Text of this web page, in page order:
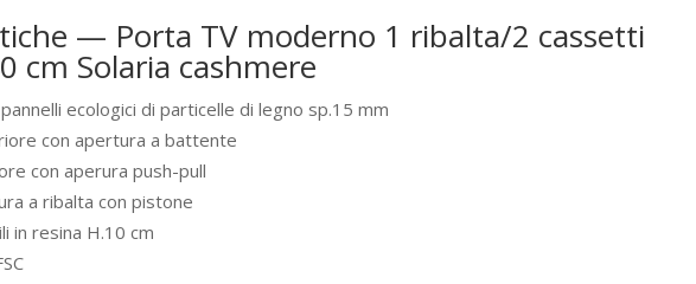
— Porta TV moderno 1 ribalta/2 cassetti
cm Solaria cashmere
ecologici di particelle di legno sp.15 mm
con apertura a battente
con aperura push-pull
a ribalta con pistone
in resina H.10 cm